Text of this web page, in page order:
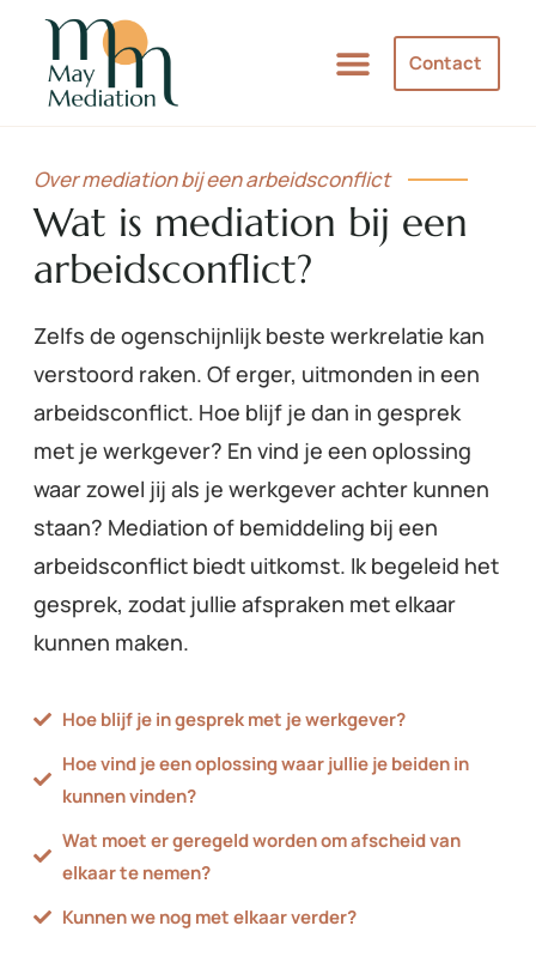
Contact
Over mediation bij een arbeidsconflict
Wat is mediation bij een
arbeidsconflict?
Zelfs de ogenschijnlijk beste werkrelatie kan
verstoord raken. Of erger, uitmonden in een
arbeidsconflict. Hoe blijf je dan in gesprek
met je werkgever? En vind je een oplossing
waar zowel jij als je werkgever achter kunnen
staan? Mediation of bemiddeling bij een
arbeidsconflict biedt uitkomst. Ik begeleid het
gesprek, zodat jullie afspraken met elkaar
kunnen maken.
Hoe blijf je in gesprek met je werkgever?
Hoe vind je een oplossing waar jullie je beiden in
kunnen vinden?
Wat moet er geregeld worden om afscheid van
elkaar te nemen?
Kunnen we nog met elkaar verder?